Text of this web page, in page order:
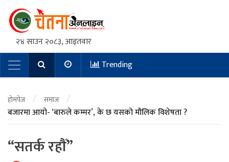
२४ साउन २०८३, आइतवार
Main NavigationTrending
होमपेज / समाज /
बजारमा आयो- ‘बारुले कम्मर’, के छ यसको मौलिक विशेषता ?
“सतर्क रहौँ”